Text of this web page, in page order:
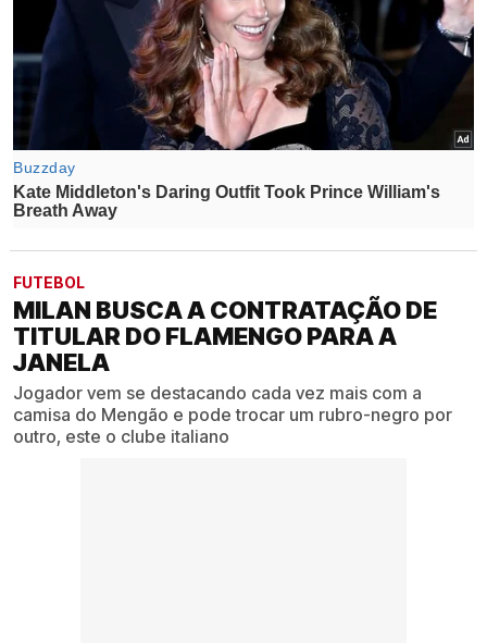
FUTEBOL
MILAN BUSCA A CONTRATAÇÃO DE
TITULAR DO FLAMENGO PARA A
JANELA
Jogador vem se destacando cada vez mais com a
camisa do Mengão e pode trocar um rubro-negro por
outro, este o clube italiano